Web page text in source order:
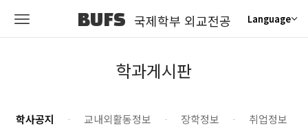
BUFS 국제학부 외교전공 Language
학과게시판
학사공지 교내외활동정보 장학정보 취업정보